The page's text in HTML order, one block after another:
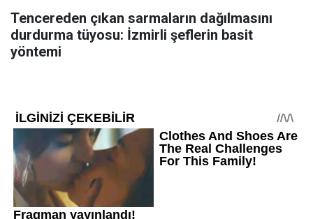
Tencereden çıkan sarmaların dağılmasını
durdurma tüyosu: İzmirli şeflerin basit
yöntemi